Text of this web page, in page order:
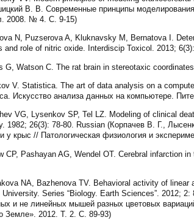
В. В. Современные принципы моделирования
2008. № 4. С. 9-15)
N, Puzserova A, Kluknavsky M, Bernatova I.
and role of nitric oxide. Interdiscip Toxicol. 2013;
G, Watson C. The rat brain in stereotaxic
V. Statistica. The art of data analysis on a
Искусство анализа данных на компьютере.
VG, Lysenkov SP, Tel LZ. Modeling of clinical
1982; 26(3): 78-80. Russian (Корпачев В. Г.,
у крыс // Патологическая физиология и
CP, Pashayan AG, Wendel OT. Cerebral infarction
NA, Bazhenova TV. Behavioral activity of
University. Series “Biology. Earth Sciences”. 2012;
и не линейных мышей разных цветовых
Земле». 2012. Т. 2. С. 89-93)